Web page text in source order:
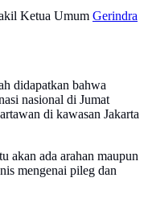
Ketua Umum Gerindra
didapatkan bahwa
nasional di Jumat
di kawasan Jakarta
akan ada arahan maupun
mengenai pileg dan